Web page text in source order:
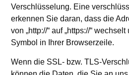
Verschlüsselung. Eine
erkennen Sie daran, dass die
von „http://“ auf „https://“
Symbol in Ihrer Browserzeile.
Wenn die SSL- bzw. TLS-